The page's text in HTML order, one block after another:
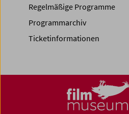
Regelmäßige Programme
Programmarchiv
Ticketinformationen